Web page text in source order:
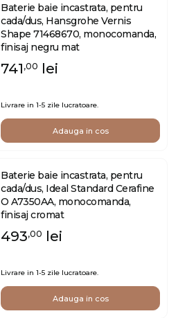
Baterie baie incastrata, pentru
cada/dus, Hansgrohe Vernis
Shape 71468670, monocomanda,
finisaj negru mat
741 ,00 lei
Livrare in 1-5 zile lucratoare.
Adauga in cos
Baterie baie incastrata, pentru
cada/dus, Ideal Standard Cerafine
O A7350AA, monocomanda,
finisaj cromat
493,00 lei
Livrare in 1-5 zile lucratoare.
Adauga in cos